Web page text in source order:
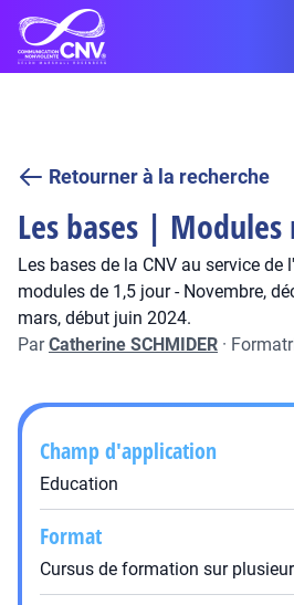
Retourner à la recherche
Les bases | Modules
Les bases de la CNV au service de
modules de 1,5 jour - Novembre,
mars, début juin 2024.
ParCatherine SCHMIDER ·
Champ d'application
Education
Format
Cursus de formation sur